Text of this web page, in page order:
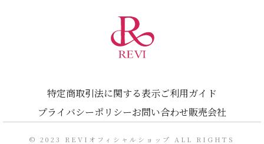
特定商取引法に関する表示ご利用ガイド
プライバシーポリシーお問い合わせ販売会社
© 2023 REVIオフィシャルショップ ALL RIGHTS